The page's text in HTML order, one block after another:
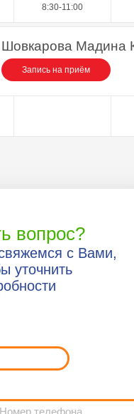
8:30-11:00
Шовкарова Мадина
Запись на приём
вопрос?
с Вами,
уточнить